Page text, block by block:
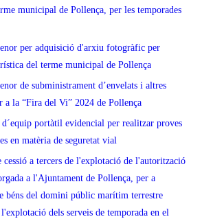
municipal de Pollença, per les temporades
per adquisició d'arxiu fotogràfic per
del terme municipal de Pollença
de subministrament d’envelats i altres
a la “Fira del Vi” 2024 de Pollença
portàtil evidencial per realitzar proves
en matèria de seguretat vial
cessió a tercers de l'explotació de l'autorització
a l'Ajuntament de Pollença, per a
béns del domini públic marítim terrestre
dels serveis de temporada en el